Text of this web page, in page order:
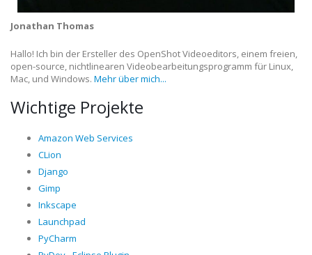
Jonathan Thomas
Hallo! Ich bin der Ersteller des OpenShot Videoeditors, einem freien,
open-source, nichtlinearen Videobearbeitungsprogramm für Linux,
Mac, und Windows. Mehr über mich...
Wichtige Projekte
Amazon Web Services
CLion
Django
Gimp
Inkscape
Launchpad
PyCharm